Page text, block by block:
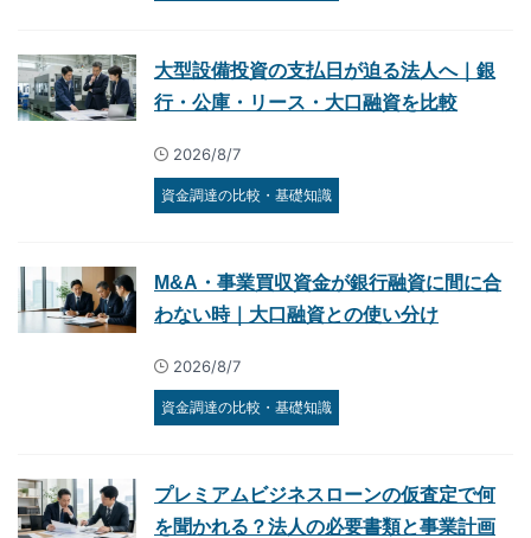
大型設備投資の支払日が迫る法人へ｜銀
行・公庫・リース・大口融資を比較
2026/8/7
資金調達の比較・基礎知識
M&A・事業買収資金が銀行融資に間に合
わない時｜大口融資との使い分け
2026/8/7
資金調達の比較・基礎知識
プレミアムビジネスローンの仮査定で何
を聞かれる？法人の必要書類と事業計画